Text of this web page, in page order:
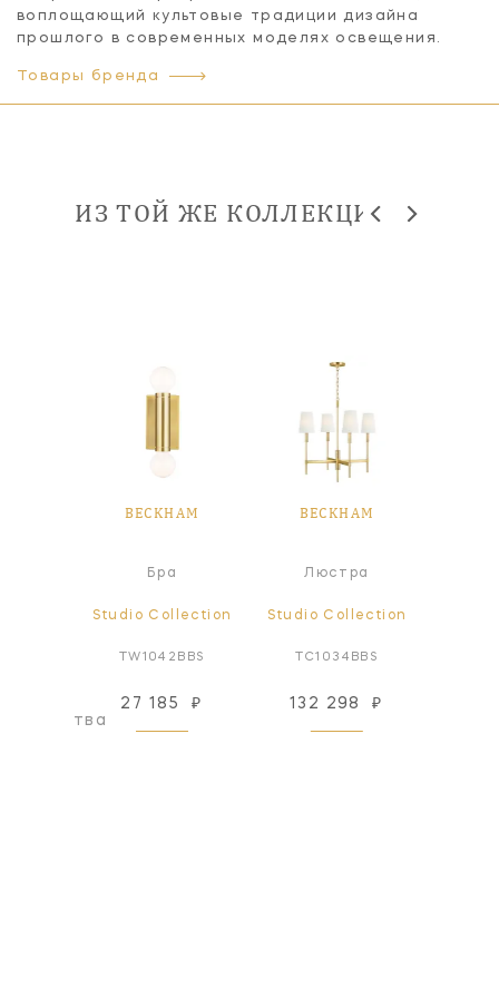
воплощающий культовые традиции дизайна
прошлого в современных моделях освещения.
Товары бренда
ИЗ ТОЙ ЖЕ КОЛЛЕКЦИИ
BECKHAM
Бра
Studio Collection
TW1042BBS
27 185 ₽
BECKHAM
Люстра
Studio Collection
TC1034BBS
132 298 ₽